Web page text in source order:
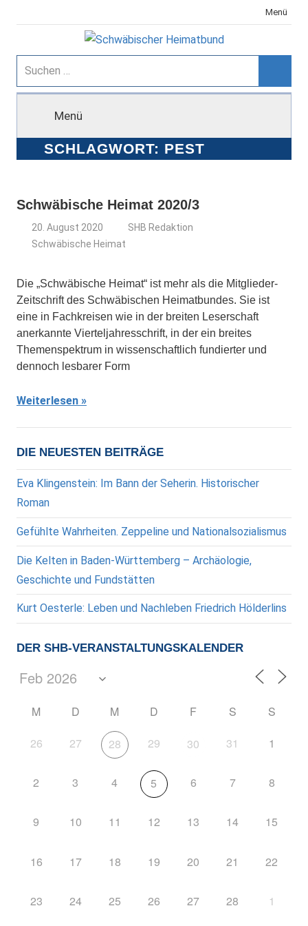
Inhalt
Menü
Schwäbischer
Heimatbund
Suchen
nach:
Menü
SCHLAGWORT: PEST
Schwäbische Heimat 2020/3
20. August 2020
SHB Redaktion
Schwäbische Heimat
Die „Schwäbische Heimat“ ist mehr als die Mitglieder-
Zeitschrift des Schwäbischen Heimatbundes. Sie ist
eine in Fachkreisen wie in der breiten Leserschaft
anerkannte Vierteljahresschrift, in der ein breites
Themenspektrum in wissenschaftlich fundierter und
dennoch lesbarer Form
Weiterlesen
DIE NEUESTEN BEITRÄGE
Eva Klingenstein: Im Bann der Seherin. Historischer
Roman
Gefühlte Wahrheiten. Zeppeline und Nationalsozialismus
Die Kelten in Baden-Württemberg – Archäologie,
Geschichte und Fundstätten
Kurt Oesterle: Leben und Nachleben Friedrich Hölderlins
DER SHB-VERANSTALTUNGSKALENDER
M D M D F S S
26 27 28 29 30 31 1
2 3 4 5 6 7 8
9 10 11 12 13 14 15
16 17 18 19 20 21 22
23 24 25 26 27 28 1